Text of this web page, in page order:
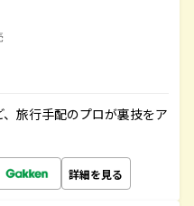
旅行手配のプロが裏技をア
詳細を見る